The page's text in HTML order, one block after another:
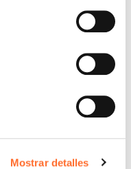
Mostrar detalles